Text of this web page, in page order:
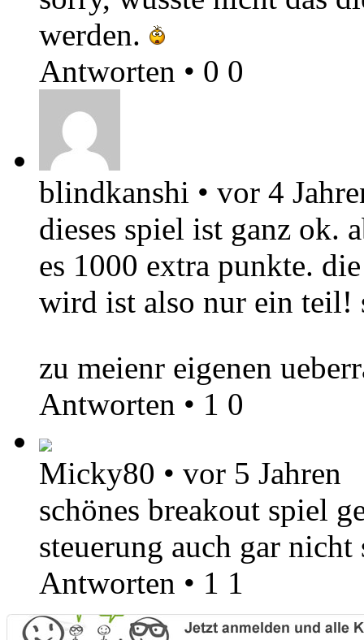
werden.
Antworten • 0 0
blindkanshi • vor 4
dieses spiel ist ganz ok.
es 1000 extra punkte.
wird ist also nur ein teil!
zu meienr eigenen
Antworten • 1 0
Micky80 • vor 5 Jahren
schönes breakout spiel
steuerung auch gar
Antworten • 1 1